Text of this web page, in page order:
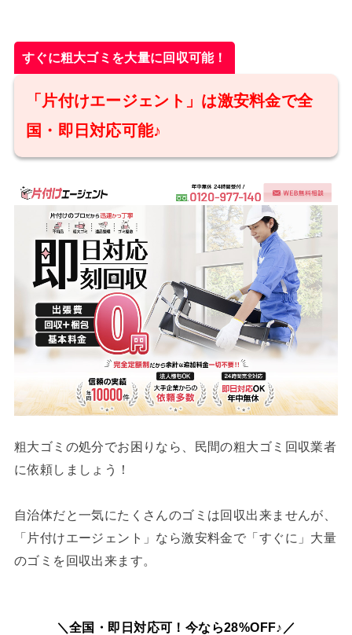
すぐに粗大ゴミを大量に回収可能！
「片付けエージェント」は激安料金で全
国・即日対応可能♪
粗大ゴミの処分でお困りなら、民間の粗大ゴミ回収業者
に依頼しましょう！
自治体だと一気にたくさんのゴミは回収出来ませんが、
「片付けエージェント」なら激安料金で「すぐに」大量
のゴミを回収出来ます。
＼全国・即日対応可！今なら28%OFF♪／